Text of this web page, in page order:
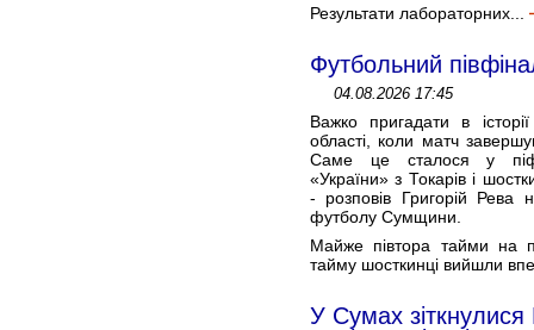
Результати лабораторних...
Футбольний
04.08.2026 17:45
Важко пригадати в
області, коли матч
Саме це сталося у
«України» з Токарів і
- розповів Григорій Рева
футболу Сумщини.
Майже півтора тайми на
тайму шосткинці вийшли
У Сумах зіткнулися